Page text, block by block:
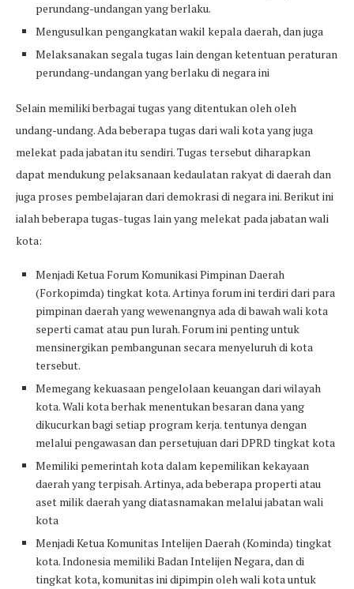
perundang-undangan yang berlaku.
Mengusulkan pengangkatan wakil kepala daerah, dan juga
Melaksanakan segala tugas lain dengan ketentuan peraturan
perundang-undangan yang berlaku di negara ini
Selain memiliki berbagai tugas yang ditentukan oleh oleh
undang-undang. Ada beberapa tugas dari wali kota yang juga
melekat pada jabatan itu sendiri. Tugas tersebut diharapkan
dapat mendukung pelaksanaan kedaulatan rakyat di daerah dan
juga proses pembelajaran dari demokrasi di negara ini. Berikut ini
ialah beberapa tugas-tugas lain yang melekat pada jabatan wali
kota:
Menjadi Ketua Forum Komunikasi Pimpinan Daerah
(Forkopimda) tingkat kota. Artinya forum ini terdiri dari para
pimpinan daerah yang wewenangnya ada di bawah wali kota
seperti camat atau pun lurah. Forum ini penting untuk
mensinergikan pembangunan secara menyeluruh di kota
tersebut.
Memegang kekuasaan pengelolaan keuangan dari wilayah
kota. Wali kota berhak menentukan besaran dana yang
dikucurkan bagi setiap program kerja. tentunya dengan
melalui pengawasan dan persetujuan dari DPRD tingkat kota
Memiliki pemerintah kota dalam kepemilikan kekayaan
daerah yang terpisah. Artinya, ada beberapa properti atau
aset milik daerah yang diatasnamakan melalui jabatan wali
kota
Menjadi Ketua Komunitas Intelijen Daerah (Kominda) tingkat
kota. Indonesia memiliki Badan Intelijen Negara, dan di
tingkat kota, komunitas ini dipimpin oleh wali kota untuk